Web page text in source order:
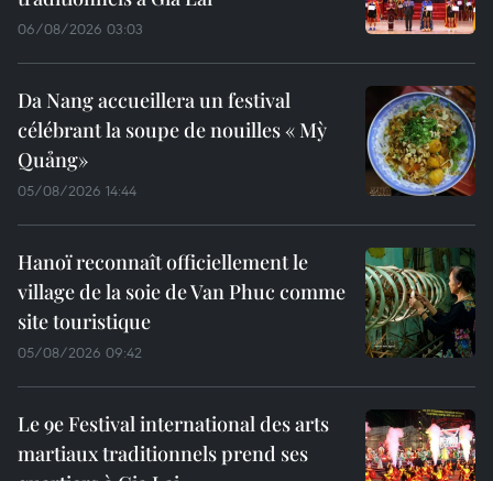
06/08/2026 03:03
Da Nang accueillera un festival
célébrant la soupe de nouilles « Mỳ
Quảng»
05/08/2026 14:44
Hanoï reconnaît officiellement le
village de la soie de Van Phuc comme
site touristique
05/08/2026 09:42
Le 9e Festival international des arts
martiaux traditionnels prend ses